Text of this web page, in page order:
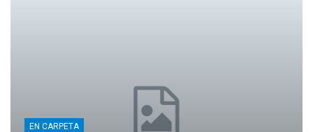
EN CARPETA